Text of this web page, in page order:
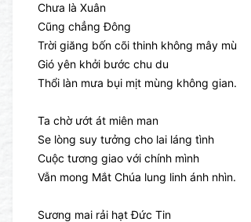
Chưa là Xuân
Cũng chẳng Đông
Trời giăng bốn cõi thinh không mây mù
Gió yên khởi bước chu du
Thổi làn mưa bụi mịt mùng không gian.
Ta chờ ướt át miên man
Se lòng suy tưởng cho lai láng tình
Cuộc tương giao với chính mình
Vẫn mong Mắt Chúa lung linh ánh nhìn.
Sương mai rải hạt Đức Tin